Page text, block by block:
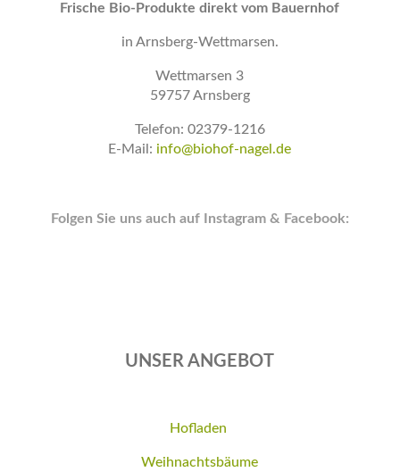
Frische Bio-Produkte direkt vom Bauernhof
in Arnsberg-Wettmarsen.
Wettmarsen 3
59757 Arnsberg
Telefon: 02379-1216
E-Mail: info@biohof-nagel.de
Folgen Sie uns auch auf Instagram & Facebook:
UNSER ANGEBOT
Hofladen
Weihnachtsbäume